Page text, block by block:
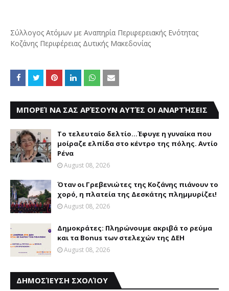
Σύλλογος Ατόμων με Αναπηρία Περιφερειακής Ενότητας
Κοζάνης Περιφέρειας Δυτικής Μακεδονίας
ΜΠΟΡΕΊ ΝΑ ΣΑΣ ΑΡΈΣΟΥΝ ΑΥΤΈΣ ΟΙ ΑΝΑΡΤΉΣΕΙΣ
Το τελευταίο δελτίο...Έφυγε η γυναίκα που
μοίραζε ελπίδα στο κέντρο της πόλης. Αντίο
Ρένα
August 08, 2026
Όταν οι Γρεβενιώτες της Κοζάνης πιάνουν το
χορό, η πλατεία της Δεσκάτης πλημμυρίζει!
August 08, 2026
Δημοκράτες: Πληρώνουμε ακριβά το ρεύμα
και τα Bonus των στελεχών της ΔΕΗ
August 08, 2026
ΔΗΜΟΣΊΕΥΣΗ ΣΧΟΛΊΟΥ